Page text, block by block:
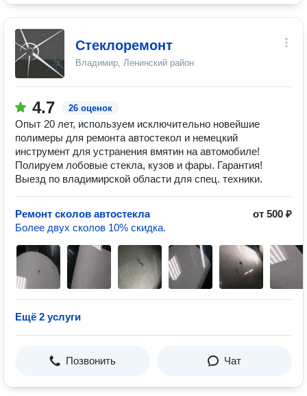
Стеклоремонт
Владимир, Ленинский район
4.7 26 оценок
Опыт 20 лет, используем исключительно новейшие
полимеры для ремонта автостекол и немецкий
инструмент для устранения вмятин на автомобиле!
Полируем лобовые стекла, кузов и фары. Гарантия!
Выезд по владимирской области для спец. техники.
Ремонт сколов автостекла
от 500 ₽
Более двух сколов 10% скидка.
Ещё 2 услуги
Позвонить Чат